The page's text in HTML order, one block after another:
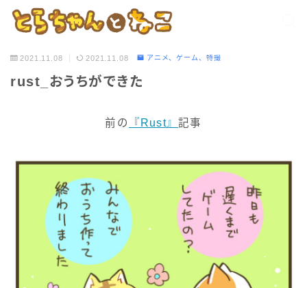
2021.11.08 2021.11.08 アニメ、ゲーム、特撮
rust_おうちができた
前の 『Rust』記事